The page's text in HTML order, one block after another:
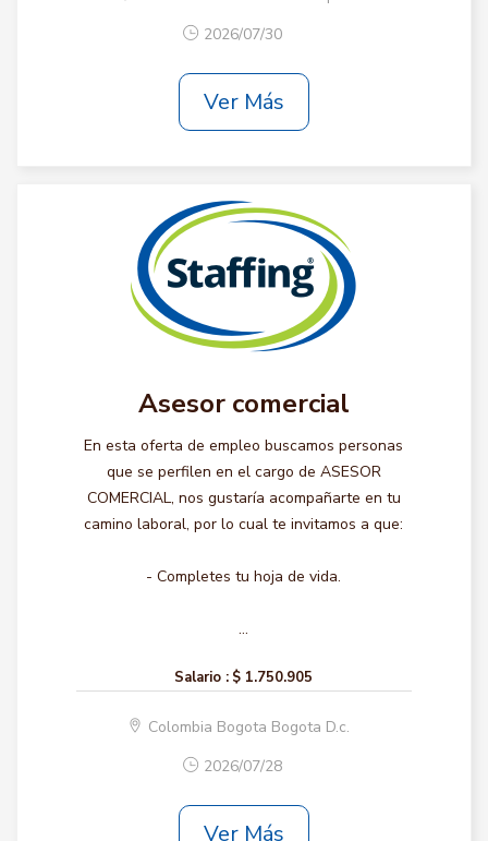
2026/07/30
Ver Más
Asesor comercial
En esta oferta de empleo buscamos personas
que se perfilen en el cargo de ASESOR
COMERCIAL, nos gustaría acompañarte en tu
camino laboral, por lo cual te invitamos a que:
- Completes tu hoja de vida.
...
Salario : $ 1.750.905
Colombia Bogota Bogota D.c.
2026/07/28
Ver Más